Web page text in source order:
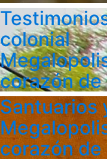
colonial
corazón de
Santuarios
corazón de